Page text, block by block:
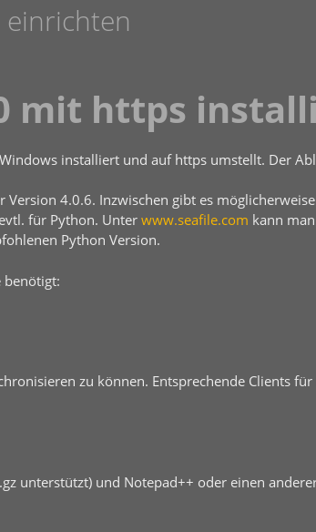
mit https
installiert und auf https umstellt. Der
4.0.6. Inzwischen gibt es
für Python. Unter www.seafile.com kann
Python Version.
benötigt:
zu können. Entsprechende Clients
unterstützt) und Notepad++ oder einen